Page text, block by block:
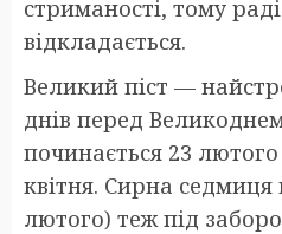
стриманості, тому
відкладається.
Великий піст —
днів перед
починається 23 лютого
квітня. Сирна
лютого) теж під